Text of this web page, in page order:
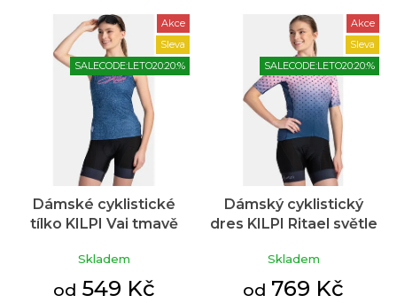
Akce
Sleva
SALECODE:LETO20:20:%
Dámské cyklistické
tílko KILPI Vai tmavě
Skladem
od 549 Kč
Akce
Sleva
SALECODE:LETO20:20:%
Dámský cyklistický
dres KILPI Ritael světle
Skladem
od 769 Kč